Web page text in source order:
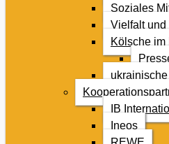
Soziales
Vielfalt und
Kölsche im
IB
Ineos